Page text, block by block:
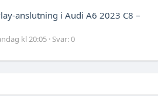
anslutning i Audi A6 2023 C8 –
kl 20:05 Svar: 0